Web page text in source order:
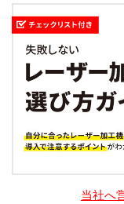
当社へ